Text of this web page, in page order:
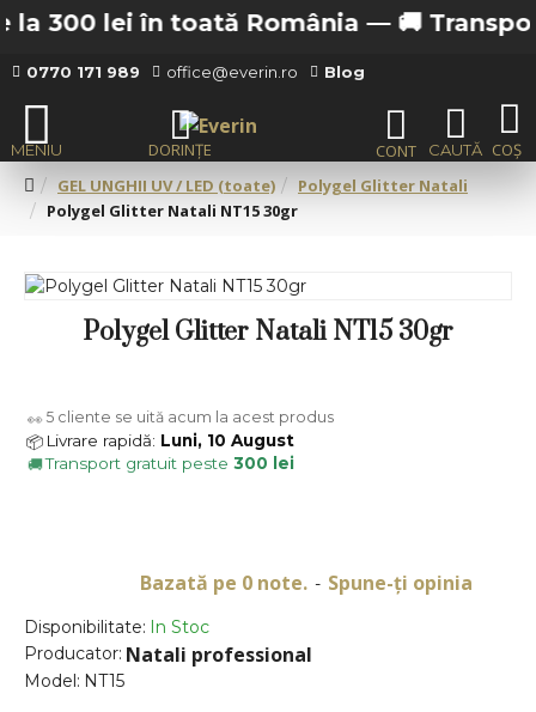
300 lei în toată România — 🚚 Transport
0770 171 989 office@everin.ro Blog
GEL UNGHII UV / LED (toate)
Polygel Glitter Natali
Polygel Glitter Natali NT15 30gr
Polygel Glitter Natali NT15 30gr
Disponibilitate: In Stoc
Producator: Natali professional
Model: NT15
Bazată pe 0 note. - Spune-ţi opinia
👀 5 cliente se uită acum la acest produs
📦 Livrare rapidă: Luni, 10 August
🚚Transport gratuit peste 300 lei